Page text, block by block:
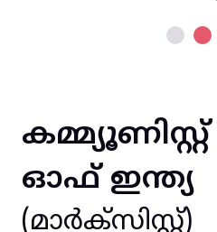
കമ്മ്യൂണിസ്റ്റ്
ഓഫ് ഇന്ത്യ
(മാർക്സിസ്റ്റ്)